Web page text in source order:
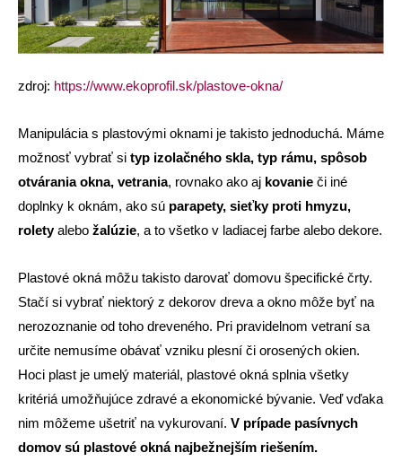
zdroj: https://www.ekoprofil.sk/plastove-okna/
Manipulácia s plastovými oknami je takisto jednoduchá. Máme
možnosť vybrať si typ izolačného skla, typ rámu, spôsob
otvárania okna, vetrania, rovnako ako aj kovanie či iné
doplnky k oknám, ako sú parapety, sieťky proti hmyzu,
roletyalebo žalúzie, a to všetko v ladiacej farbe alebo dekore.
Plastové okná môžu takisto darovať domovu špecifické črty.
Stačí si vybrať niektorý z dekorov dreva a okno môže byť na
nerozoznanie od toho dreveného. Pri pravidelnom vetraní sa
určite nemusíme obávať vzniku plesní či orosených okien.
Hoci plast je umelý materiál, plastové okná splnia všetky
kritériá umožňujúce zdravé a ekonomické bývanie. Veď vďaka
nim môžeme ušetriť na vykurovaní. V prípade pasívnych
domov sú plastové okná najbežnejším riešením.